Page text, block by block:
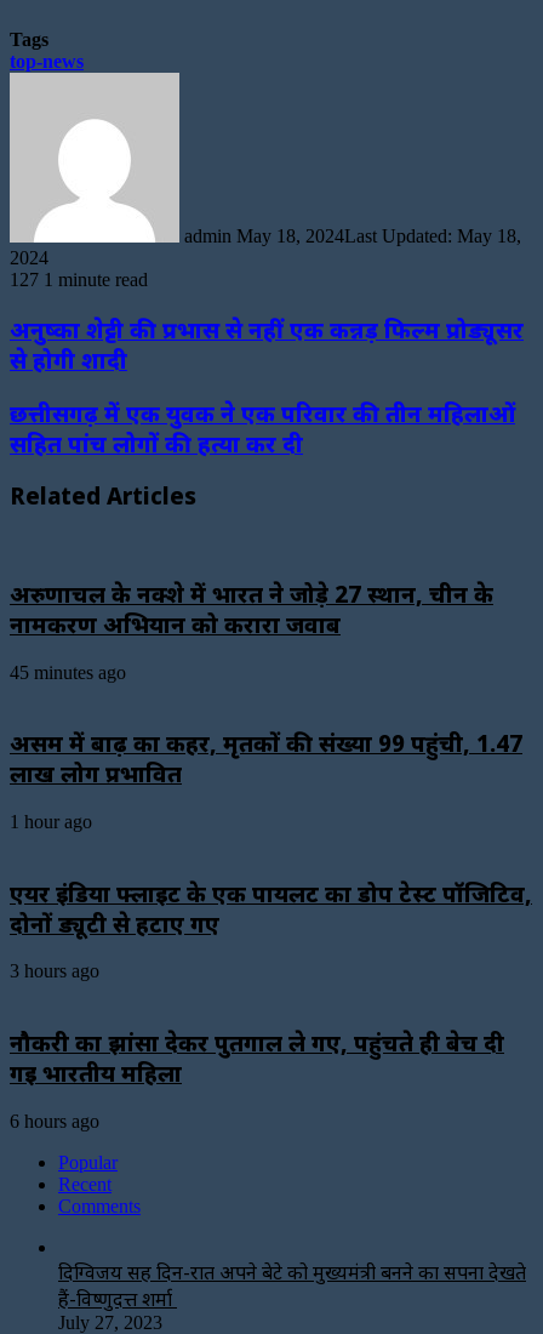
Tags
top-news
admin May 18, 2024Last Updated: May 18,
2024
127 1 minute read
अनुष्का शेट्टी की प्रभास से नहीं एक कन्नड़ फिल्म प्रोड्यूसर
से होगी शादी
छत्तीसगढ़ में एक युवक ने एक परिवार की तीन महिलाओं
सहित पांच लोगों की हत्या कर दी
Related Articles
अरुणाचल के नक्शे में भारत ने जोड़े 27 स्थान, चीन के
नामकरण अभियान को करारा जवाब
45 minutes ago
असम में बाढ़ का कहर, मृतकों की संख्या 99 पहुंची, 1.47
लाख लोग प्रभावित
1 hour ago
एयर इंडिया फ्लाइट के एक पायलट का डोप टेस्ट पॉजिटिव,
दोनों ड्यूटी से हटाए गए
3 hours ago
नौकरी का झांसा देकर पुर्तगाल ले गए, पहुंचते ही बेच दी
गई भारतीय महिला
6 hours ago
Popular
Recent
Comments
दिग्विजय सिंह दिन-रात अपने बेटे को मुख्यमंत्री बनने का सपना देखते
हैं-विष्णुदत्त शर्मा
July 27, 2023